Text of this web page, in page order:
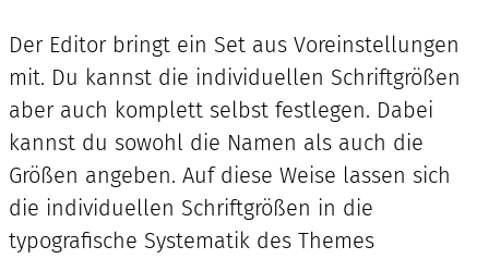
Der Editor bringt ein Set aus Voreinstellungen
mit. Du kannst die individuellen Schriftgrößen
aber auch komplett selbst festlegen. Dabei
kannst du sowohl die Namen als auch die
Größen angeben. Auf diese Weise lassen sich
die individuellen Schriftgrößen in die
typografische Systematik des Themes